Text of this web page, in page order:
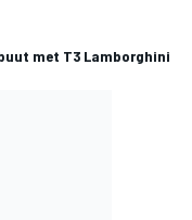
met T3 Lamborghini